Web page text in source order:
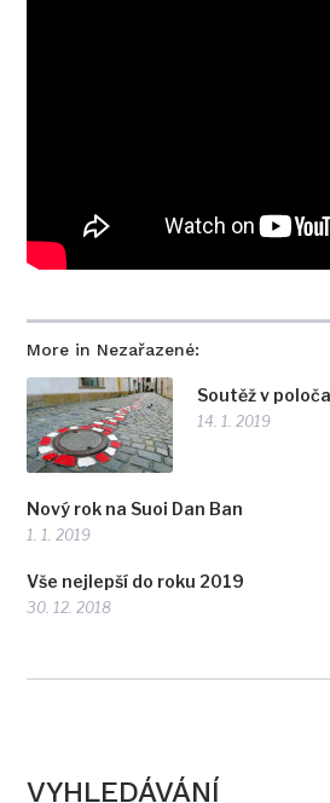
More in Nezařazené:
Soutěž v
14. 1. 2019
Nový rok na Suoi Dan Ban
1. 1. 2019
Vše nejlepší do roku 2019
30. 12. 2018
VYHLEDÁVÁNÍ